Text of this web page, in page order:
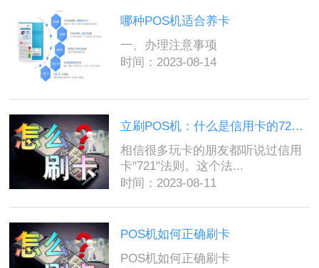
哪种POS机适合养卡
一、办理注意事项
时间：2023-08-14
立刷POS机：什么是信用卡的721法则？
相信很多玩卡的朋友都听说过信用
卡"721"法则。这个法...
时间：2023-08-11
POS机如何正确刷卡
POS机如何正确刷卡